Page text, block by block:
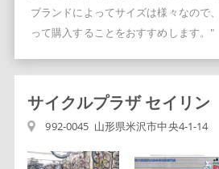
ブランドによってサイズは様々なので
って購入することをおすすめします。"
サイクルプラザ セイリン
992-0045 山形県米沢市中央4-1-14